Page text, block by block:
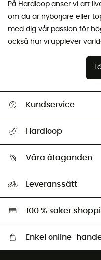
På Hardloop anser vi att
om du är nybörjare eller
med dig vår passion för
också hur vi upplever
Kundservice
Retur & återbetalning
Hardloop
Ambassadörer
Våra åtaganden
Miljöanpassat urval
Leveranssätt
100 % säker
Enkel online-